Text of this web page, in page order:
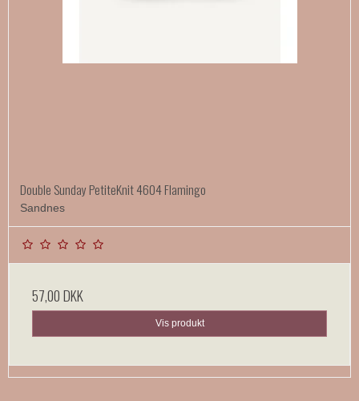
Double Sunday PetiteKnit 4604 Flamingo
Sandnes
57,00 DKK
Vis produkt